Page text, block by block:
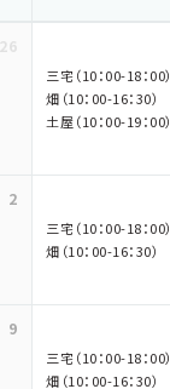
26
三宅（10：00-18：00）
畑（10：00-16：30）
土屋（10：00-19：00）
2
三宅（10：00-18：00）
畑（10：00-16：30）
9
三宅（10：00-18：00）
畑（10：00-16：30）